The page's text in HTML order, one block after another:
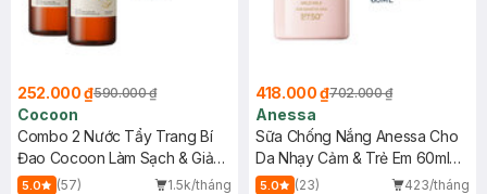
252.000 ₫590.000 ₫
Cocoon
Combo 2 Nước Tẩy Trang Bí
Đao Cocoon Làm Sạch & Giảm
Dầu 500ml
5.0 (57)
1.5k/tháng
418.000 ₫702.000 ₫
Anessa
Sữa Chống Nắng Anessa Cho
Da Nhạy Cảm & Trẻ Em 60ml
(Mới)
5.0 (23)
423/tháng